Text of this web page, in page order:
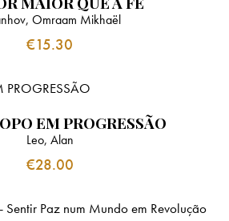
Omraam Mikhaël
€15.30
EM PROGRESSÃO
Leo, Alan
€28.00